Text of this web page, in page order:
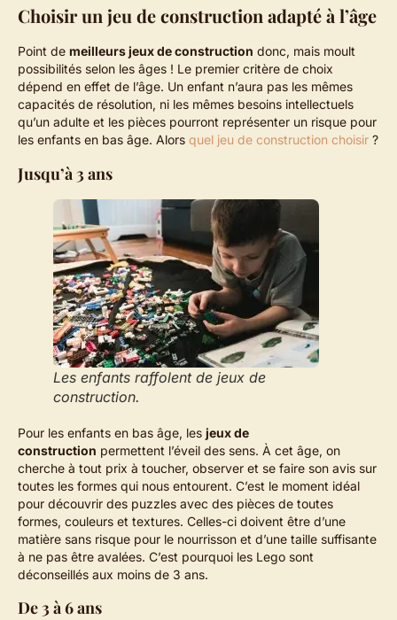
Choisir un jeu de construction adapté à l’âge
Point de meilleurs jeux de construction donc, mais moult
possibilités selon les âges ! Le premier critère de choix
dépend en effet de l’âge. Un enfant n’aura pas les mêmes
capacités de résolution, ni les mêmes besoins intellectuels
qu’un adulte et les pièces pourront représenter un risque pour
les enfants en bas âge. Alors quel jeu de construction choisir ?
Jusqu’à 3 ans
Les enfants raffolent de jeux de
construction.
Pour les enfants en bas âge, les jeux de
construction permettent l’éveil des sens. À cet âge, on
cherche à tout prix à toucher, observer et se faire son avis sur
toutes les formes qui nous entourent. C’est le moment idéal
pour découvrir des puzzles avec des pièces de toutes
formes, couleurs et textures. Celles-ci doivent être d’une
matière sans risque pour le nourrisson et d’une taille suffisante
à ne pas être avalées. C’est pourquoi les Lego sont
déconseillés aux moins de 3 ans.
De 3 à 6 ans